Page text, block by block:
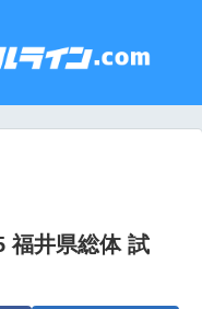
福井県総体 試